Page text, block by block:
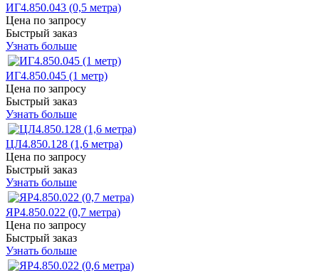
ИГ4.850.043 (0,5 метра)
Цена по запросу
Быстрый заказ
Узнать больше
ИГ4.850.045 (1 метр)
Цена по запросу
Быстрый заказ
Узнать больше
ЦЛ4.850.128 (1,6 метра)
Цена по запросу
Быстрый заказ
Узнать больше
ЯР4.850.022 (0,7 метра)
Цена по запросу
Быстрый заказ
Узнать больше